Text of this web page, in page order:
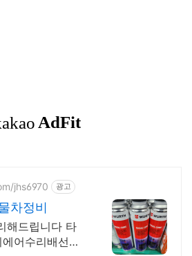
jhs6970 광고
차정비
해드립니다 타
어수리배선수